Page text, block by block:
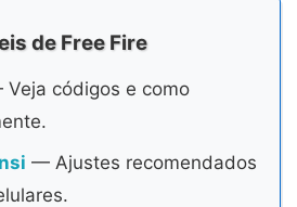
de Free Fire
códigos e como
— Ajustes recomendados